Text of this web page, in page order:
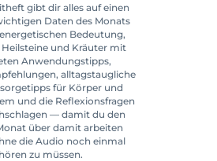
gibt dir alles auf einen
Daten des Monats
Bedeutung,
Heilsteine und Kräuter mit
Anwendungstipps,
alltagstaugliche
für Körper und
und die Reflexionsfragen
— damit du den
über damit arbeiten
die Audio noch einmal
hören zu müssen.